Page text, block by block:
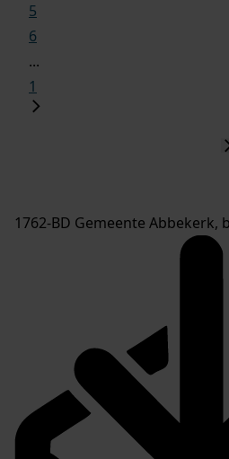
5
6
...
1
1762-BD Gemeente